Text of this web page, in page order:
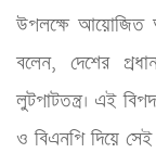
উপলক্ষে আয়োজিত
বলেন, দেশের
লুটপাটতন্ত্র। এই
ও বিএনপি দিয়ে সেই